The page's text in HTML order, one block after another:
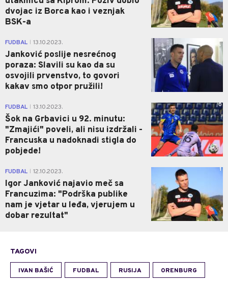
dvojac iz Borca kao i veznjak
BSK-a
FUDBAL 13.10.2023.
Janković poslije nesrećnog
poraza: Slavili su kao da su
osvojili prvenstvo, to govori
kakav smo otpor pružili!
0
FUDBAL 13.10.2023.
Šok na Grbavici u 92. minutu:
"Zmajići" poveli, ali nisu izdržali -
Francuska u nadoknadi stigla do
pobjede!
0
FUDBAL 12.10.2023.
Igor Janković najavio meč sa
Francuzima: "Podrška publike
nam je vjetar u leđa, vjerujem u
dobar rezultat"
1
TAGOVI
IVAN BAŠIĆ FUDBAL RUSIJA ORENBURG